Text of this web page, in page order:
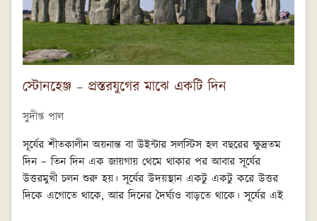
স্টোনহেঞ্জ – প্রস্তরযুগের মাঝে একটি দিন
সুদীপ্ত পাল
সূর্যের শীতকালীন অয়নান্ত বা উইন্টার সলস্টিস হল বছরের ক্ষুদ্রতম
দিন – তিন দিন এক জায়গায় থেমে থাকার পর আবার সূর্যের
উত্তরমুখী চলন শুরু হয়। সূর্যের উদয়স্থান একটু একটু করে উত্তর
দিকে এগোতে থাকে, আর দিনের দৈর্ঘ্যও বাড়তে থাকে। সূর্যের এই